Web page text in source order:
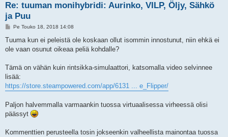
Re: tuuman monihybridi: Aurinko, VILP, Öljy, Sähkö
ja Puu
V
e
t
Pe Touko 18, 2018 14:08
Tuuma kun ei peleistä ole koskaan ollut isommin innostunut, niin ehkä ei
ole vaan osunut oikeaa peliä kohdalle?
Tämä on vähän kuin rintsikka-simulaattori, katsomalla video selvinnee
lisää:
https://store.steampowered.com/app/6131 ... e_Flipper/
Paljon halvemmalla varmaankin tuossa virtuaalisessa virheessä olisi
päässyt
Kommenttien perusteella tosin jokseenkin valheellista mainontaa tuossa